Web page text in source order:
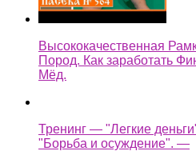
Высококачественная
Пород. Как заработать
Мёд.
Тренинг — "Легкие
"Борьба и осуждение". —